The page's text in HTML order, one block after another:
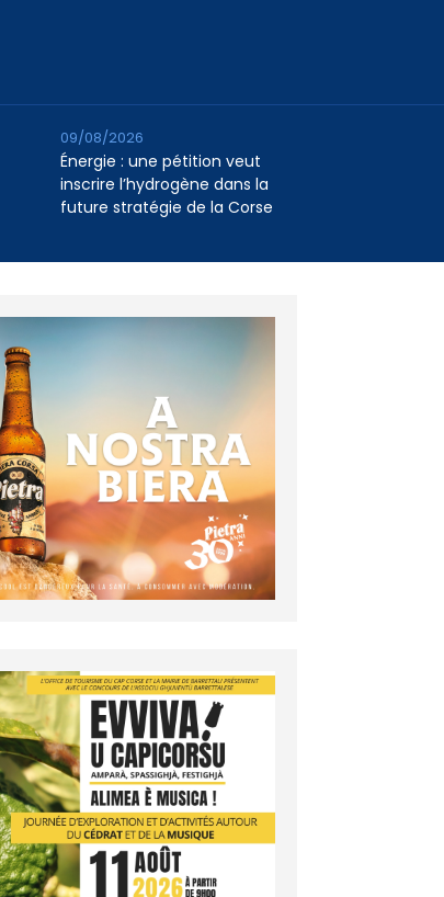
Énergie : une pétition veut
inscrire l’hydrogène dans la
future stratégie de la Corse
09/08/2026